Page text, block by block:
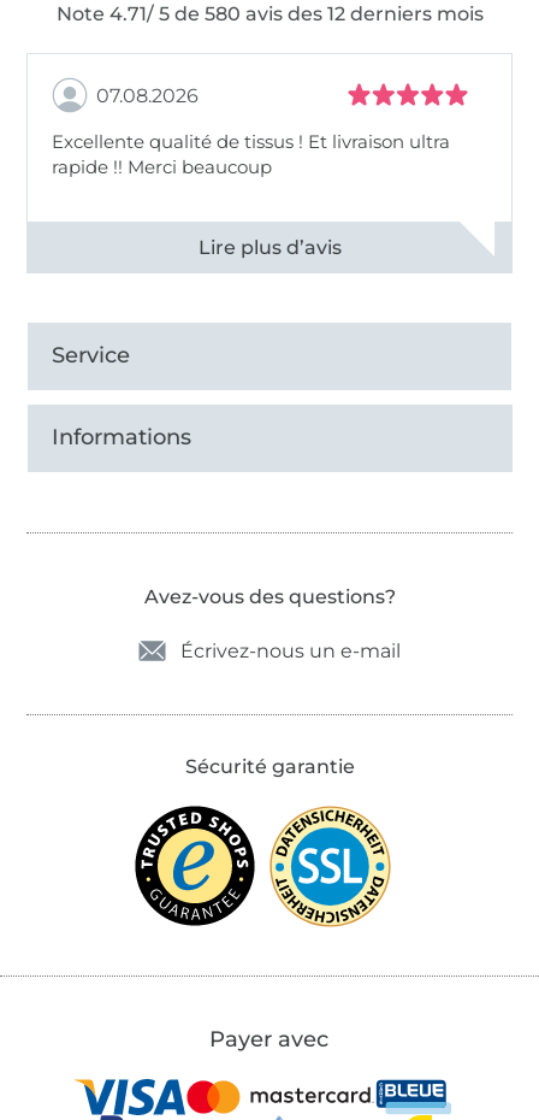
Note 4.71/ 5 de 580 avis des 12 derniers mois
07.08.2026
Excellente qualité de tissus ! Et livraison ultra
rapide !! Merci beaucoup
Voir tous les 11496 commentaires
Service
Informations
Avez-vous des questions?
Écrivez-nous un e-mail
Sécurité garantie
Payer avec